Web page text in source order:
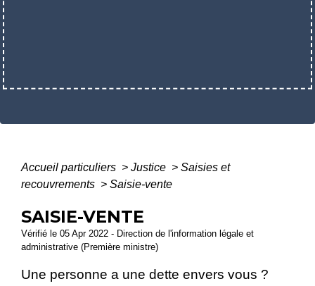
Accueil particuliers > Justice > Saisies et
recouvrements > Saisie-vente
SAISIE-VENTE
Vérifié le 05 Apr 2022 - Direction de l'information légale et
administrative (Première ministre)
Une personne a une dette envers vous ?